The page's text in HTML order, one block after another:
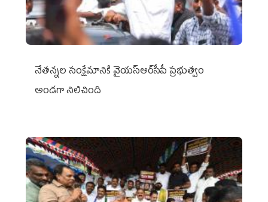
నేతన్నల సంక్షేమానికి వైయ‌స్ఆర్‌సీపీ ప్రభుత్వం
అండగా నిలిచింది